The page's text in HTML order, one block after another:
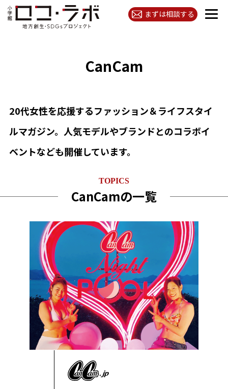
まずは相談する
CanCam
20代女性を応援するファッション＆ライフスタイ
ルマガジン。人気モデルやブランドとのコラボイ
ベントなども開催しています。
TOPICS
CanCamの一覧